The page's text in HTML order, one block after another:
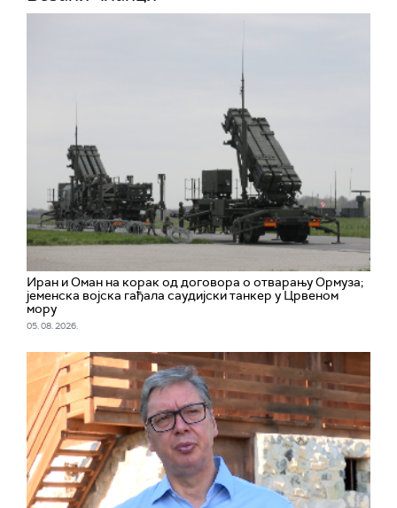
Иран и Оман на корак од договора о отварању Ормуза;
jеменска војска гађала саудијски танкер у Црвеном
мору
05. 08. 2026.